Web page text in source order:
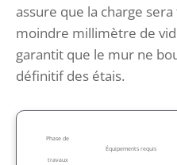
assure que la charge
moindre millimètre de
garantit que le mur ne
définitif des étais.
Phase de
travaux
Équipements requis